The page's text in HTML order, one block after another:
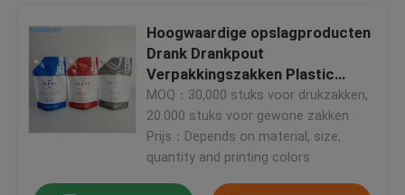
Hoogwaardige opslagproducten
Drank Drankpout
Verpakkingszakken Plastic
vloeibare zak
MOQ：30,000 stuks voor drukzakken,
20.000 stuks voor gewone zakken
Prijs：Depends on material, size,
quantity and printing colors